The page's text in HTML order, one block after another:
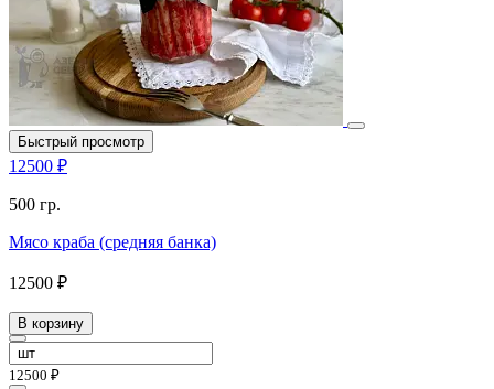
Быстрый просмотр
12500 ₽
500 гр.
Мясо краба (средняя банка)
12500 ₽
В корзину
12500 ₽